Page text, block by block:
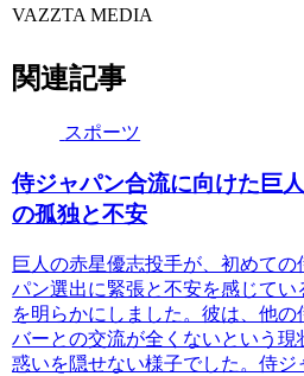
VAZZTA MEDIA
関連記事
スポーツ
侍ジャパン合流に向けた巨
の孤独と不安
巨人の赤星優志投手が、初めての
パン選出に緊張と不安を感じてい
を明らかにしました。彼は、他の
バーとの交流が全くないという現
惑いを隠せない様子でした。侍ジ